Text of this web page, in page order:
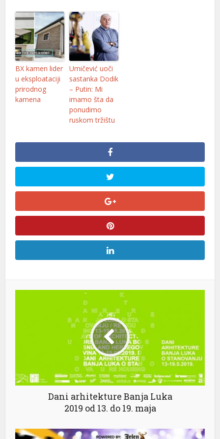
BX kamen lider
u eksploataciji
prirodnog
kamena
Umičević uoči
sastanka Dodik
– Putin: Mi
imamo šta da
ponudimo
ruskom tržištu
Dani arhitekture Banja Luka
2019 od 13. do 19. maja